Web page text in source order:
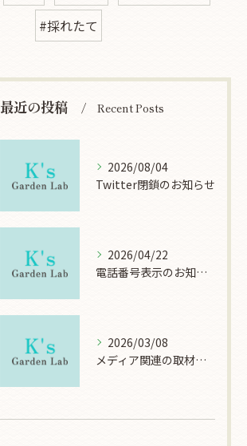
#採れたて
最近の投稿 Recent Posts
2026/08/04
Twitter閉鎖のお知らせ
2026/04/22
電話番号表示のお知らせ
2026/03/08
メディア関連の取材について